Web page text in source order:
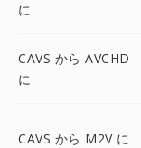
に
CAVS から AVCHD
に
CAVS から M2V に